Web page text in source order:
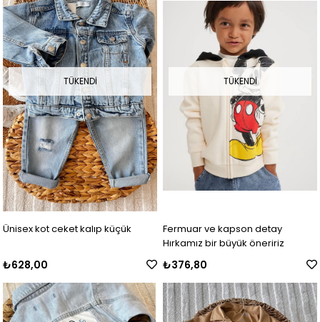
TÜKENDI
Ünisex kot ceket kalıp küçük
₺628,00
TÜKENDI
Fermuar ve kapson detay
Hırkamız bir büyük öneririz
₺376,80